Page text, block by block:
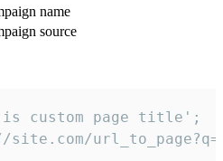
name
source
custom page title';